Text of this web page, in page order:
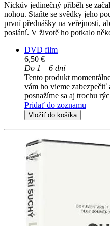
Nickův jedinečný příběh se
nohou. Staňte se svědky jeho
první přednášky na veřejnosti,
poslání. V životě ho potkalo
DVD film
6,50 €
Do 1 – 6 dní
Tento produkt
vám ho vieme
posnažíme sa aj trochu
Pridať do zoznamu
Vložiť do košíka